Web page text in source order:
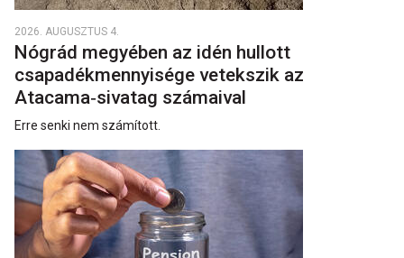
2026. AUGUSZTUS 4.
Nógrád megyében az idén hullott
csapadékmennyisége vetekszik az
Atacama‑sivatag számaival
Erre senki nem számított.